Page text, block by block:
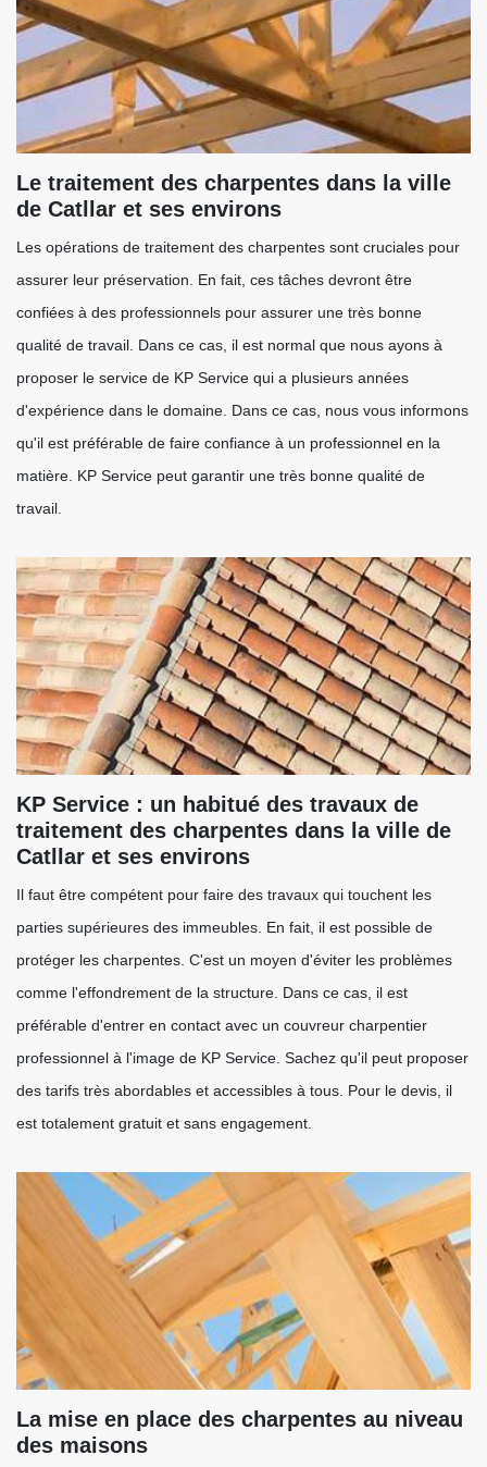
Le traitement des charpentes dans la ville
de Catllar et ses environs
Les opérations de traitement des charpentes sont cruciales pour
assurer leur préservation. En fait, ces tâches devront être
confiées à des professionnels pour assurer une très bonne
qualité de travail. Dans ce cas, il est normal que nous ayons à
proposer le service de KP Service qui a plusieurs années
d'expérience dans le domaine. Dans ce cas, nous vous informons
qu'il est préférable de faire confiance à un professionnel en la
matière. KP Service peut garantir une très bonne qualité de
travail.
KP Service : un habitué des travaux de
traitement des charpentes dans la ville de
Catllar et ses environs
Il faut être compétent pour faire des travaux qui touchent les
parties supérieures des immeubles. En fait, il est possible de
protéger les charpentes. C'est un moyen d'éviter les problèmes
comme l'effondrement de la structure. Dans ce cas, il est
préférable d'entrer en contact avec un couvreur charpentier
professionnel à l'image de KP Service. Sachez qu'il peut proposer
des tarifs très abordables et accessibles à tous. Pour le devis, il
est totalement gratuit et sans engagement.
La mise en place des charpentes au niveau
des maisons